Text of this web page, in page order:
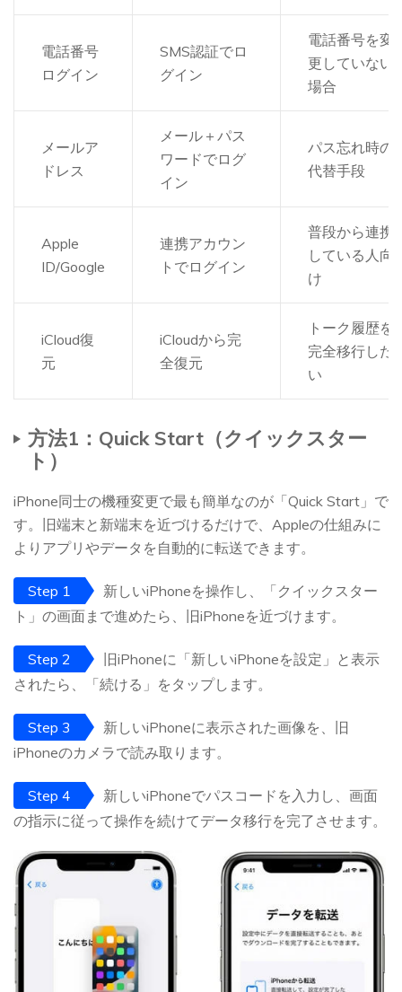
電話番号
ログイン
SMS認証でロ
グイン
電話番号を変
更していない
場合
メールア
ドレス
メール＋パス
ワードでログ
イン
パス忘れ時の
代替手段
Apple
ID/Google
連携アカウン
トでログイン
普段から連携
している人向
け
iCloud復
元
iCloudから完
全復元
トーク履歴を
完全移行した
い
方法1：Quick Start（クイックスター
ト）
iPhone同士の機種変更で最も簡単なのが「Quick Start」で
す。旧端末と新端末を近づけるだけで、Appleの仕組みに
よりアプリやデータを自動的に転送できます。
Step 1
新しいiPhoneを操作し、「クイックスター
ト」の画面まで進めたら、旧iPhoneを近づけます。
Step 2
旧iPhoneに「新しいiPhoneを設定」と表示
されたら、「続ける」をタップします。
Step 3
新しいiPhoneに表示された画像を、旧
iPhoneのカメラで読み取ります。
Step 4
新しいiPhoneでパスコードを入力し、画面
の指示に従って操作を続けてデータ移行を完了させます。